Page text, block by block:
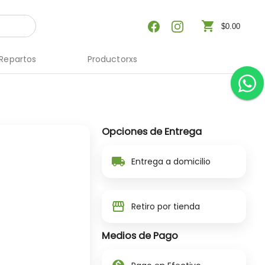
shopping_cart $0.00
Productorxs
Opciones de Entrega
local_shipping Entrega a domicilio
storefront Retiro por tienda
Medios de Pago